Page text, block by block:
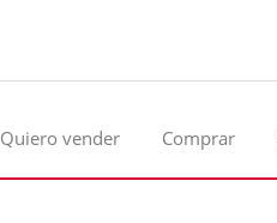
Quiero vender Comprar